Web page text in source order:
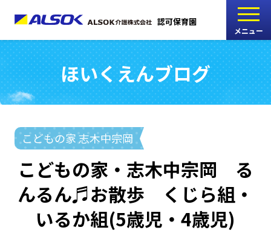
認可保育園
メニュー
こどもの家
志木中宗岡保育園
たんぽぽ
西船橋駅前保育園
たんぽぽ
海神町南保育園
ほいくえんブログ
こどもの家 志木中宗岡
こどもの家・志木中宗岡 る
んるん♬お散歩 くじら組・
いるか組(5歳児・4歳児)